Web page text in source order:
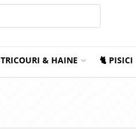
TRICOURI & HAINE 🐈 PISICI